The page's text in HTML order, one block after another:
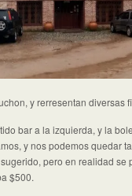
y rerresentan diversas
bar a la izquierda, y la
y nos podemos quedar
pero en realidad se
$500.